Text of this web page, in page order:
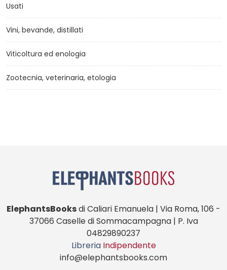
Usati
Vini, bevande, distillati
Viticoltura ed enologia
Zootecnia, veterinaria, etologia
ElephantsBooksdi Caliari Emanuela | Via Roma, 106 -
37066 Caselle di Sommacampagna | P. Iva
04829890237
Libreria Indipendente
info@elephantsbooks.com